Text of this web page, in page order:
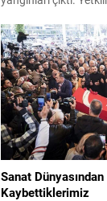
sürmesi nedeniyle
çağırıyor. Çevre,
Bakanı Murat
tespitlerinin
yanında
tespit...
Sanat
Kaybettiklerimiz